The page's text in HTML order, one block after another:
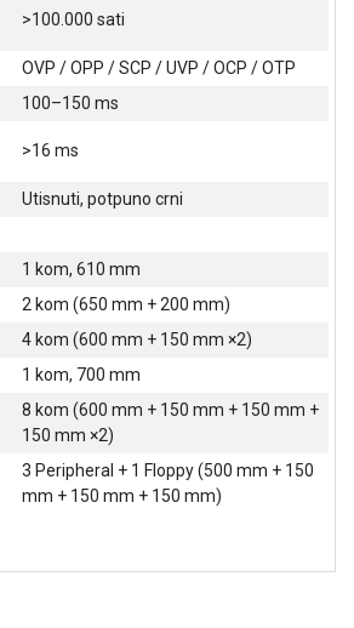
>100.000 sati
OVP / OPP / SCP / UVP / OCP / OTP
100–150 ms
>16 ms
Utisnuti, potpuno crni
1 kom, 610 mm
2 kom (650 mm + 200 mm)
4 kom (600 mm + 150 mm ×2)
1 kom, 700 mm
8 kom (600 mm + 150 mm + 150 mm +
150 mm ×2)
3 Peripheral + 1 Floppy (500 mm + 150
mm + 150 mm + 150 mm)